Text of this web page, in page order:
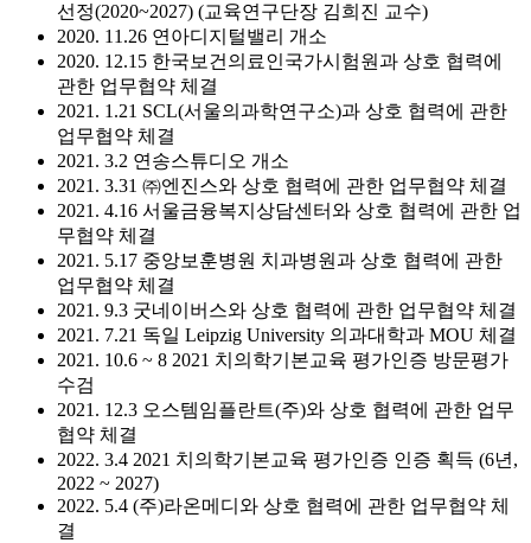
선정(2020~2027) (교육연구단장 김희진 교수)
2020. 11.26 연아디지털밸리 개소
2020. 12.15 한국보건의료인국가시험원과 상호 협력에
관한 업무협약 체결
2021. 1.21 SCL(서울의과학연구소)과 상호 협력에 관한
업무협약 체결
2021. 3.2 연송스튜디오 개소
2021. 3.31 ㈜엔진스와 상호 협력에 관한 업무협약 체결
2021. 4.16 서울금융복지상담센터와 상호 협력에 관한 업
무협약 체결
2021. 5.17 중앙보훈병원 치과병원과 상호 협력에 관한
업무협약 체결
2021. 9.3 굿네이버스와 상호 협력에 관한 업무협약 체결
2021. 7.21 독일 Leipzig University 의과대학과 MOU 체결
2021. 10.6 ~ 8 2021 치의학기본교육 평가인증 방문평가
수검
2021. 12.3 오스템임플란트(주)와 상호 협력에 관한 업무
협약 체결
2022. 3.4 2021 치의학기본교육 평가인증 인증 획득 (6년,
2022 ~ 2027)
2022. 5.4 (주)라온메디와 상호 협력에 관한 업무협약 체
결